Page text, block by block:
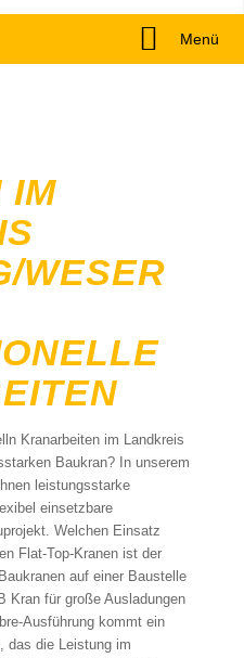
Menü
IM
WESER
Kranarbeiten im Landkreis
Baukran? In unserem
leistungsstarke
einsetzbare
Welchen Einsatz
Flat-Top-Kranen ist der
auf einer Baustelle
Kran für große Ausladungen
Ausführung kommt ein
das die Leistung im